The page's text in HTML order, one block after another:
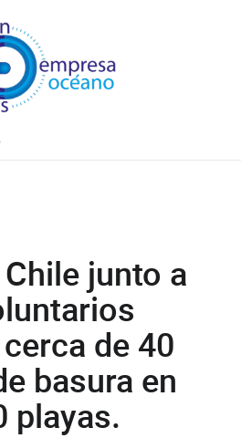
junto a
de 40
basura en
playas.